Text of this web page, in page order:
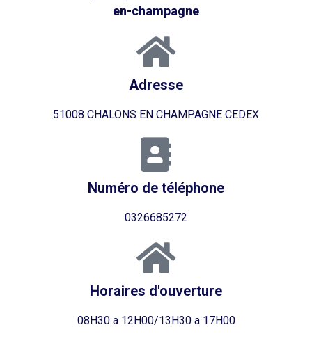
en-champagne
Adresse
51008 CHALONS EN CHAMPAGNE CEDEX
Numéro de téléphone
0326685272
Horaires d'ouverture
08H30 a 12H00/13H30 a 17H00